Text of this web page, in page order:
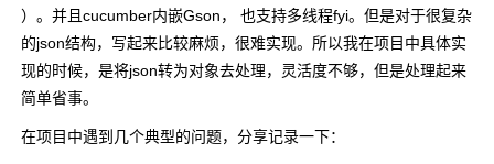
）。并且cucumber内嵌Gson， 也支持多线程fyi。但是对于很复杂
的json结构，写起来比较麻烦，很难实现。所以我在项目中具体实
现的时候，是将json转为对象去处理，灵活度不够，但是处理起来
简单省事。
在项目中遇到几个典型的问题，分享记录一下：